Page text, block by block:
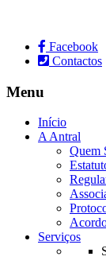
Facebook
Contactos
Menu
Início
A Antral
Quem
Serviços